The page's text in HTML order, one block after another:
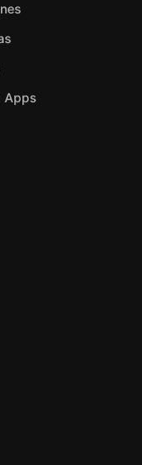
Apps